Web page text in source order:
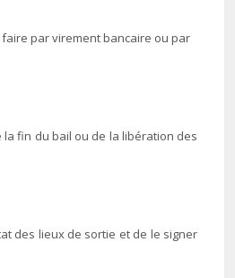
par virement bancaire ou par
fin du bail ou de la libération des
des lieux de sortie et de le signer